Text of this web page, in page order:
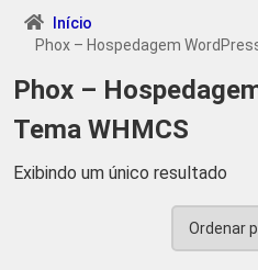
...
Início
Phox – Hospedagem
Phox –
Tema WHMCS
Exibindo um único resultado